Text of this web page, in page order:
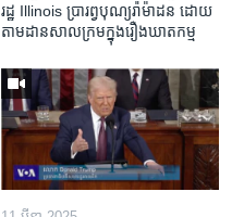
រដ្ឋ Illinois ​ប្រារព្វបុណ្យរ៉ាម៉ាដន ​ដោយ​
តាម​ដាន​​សាលក្រមក្នុងរឿងឃាតកម្ម